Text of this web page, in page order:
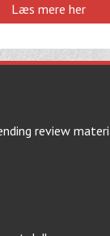
Læs mere her
review